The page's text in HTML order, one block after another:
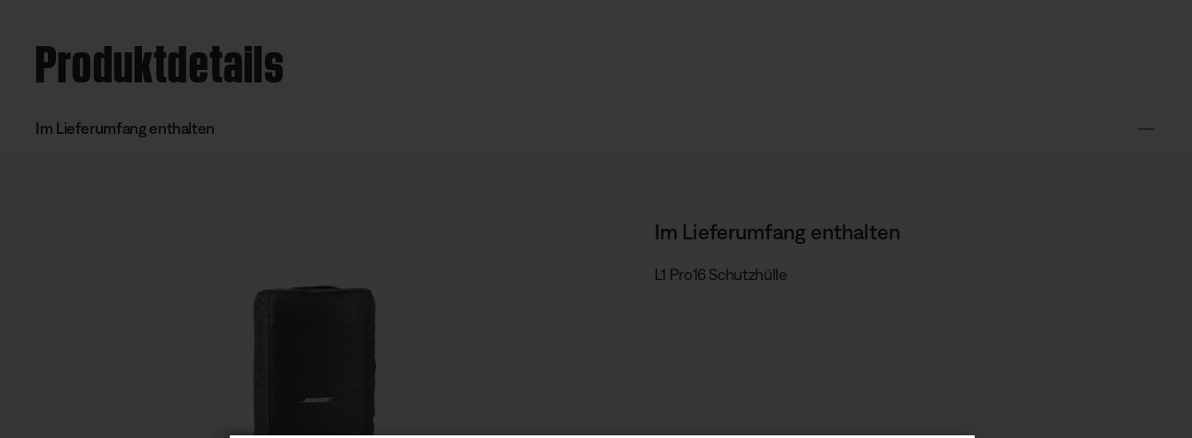
Produktdetails
Im Lieferumfang enthalten
Im Lieferumfang enthalten
L1 Pro16 Schutzhülle